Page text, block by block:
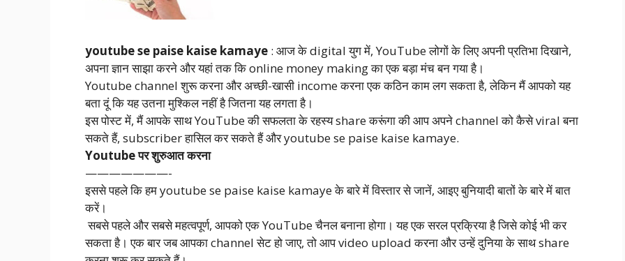
youtube se paise kaise kamaye : आज के digital युग में, YouTube लोगों के लिए अपनी प्रतिभा दिखाने,
अपना ज्ञान साझा करने और यहां तक कि online money making का एक बड़ा मंच बन गया है।
Youtube channel शुरू करना और अच्छी-खासी income करना एक कठिन काम लग सकता है, लेकिन मैं आपको यह
बता दूं कि यह उतना मुश्किल नहीं है जितना यह लगता है।
इस पोस्ट में, मैं आपके साथ YouTube की सफलता के रहस्य share करूंगा की आप अपने channel को कैसे viral बना
सकते हैं, subscriber हासिल कर सकते हैं और youtube se paise kaise kamaye.
Youtube पर शुरुआत करना
———————-
इससे पहले कि हम youtube se paise kaise kamaye के बारे में विस्तार से जानें, आइए बुनियादी बातों के बारे में बात
करें।
सबसे पहले और सबसे महत्वपूर्ण, आपको एक YouTube चैनल बनाना होगा। यह एक सरल प्रक्रिया है जिसे कोई भी कर
सकता है। एक बार जब आपका channel सेट हो जाए, तो आप video upload करना और उन्हें दुनिया के साथ share